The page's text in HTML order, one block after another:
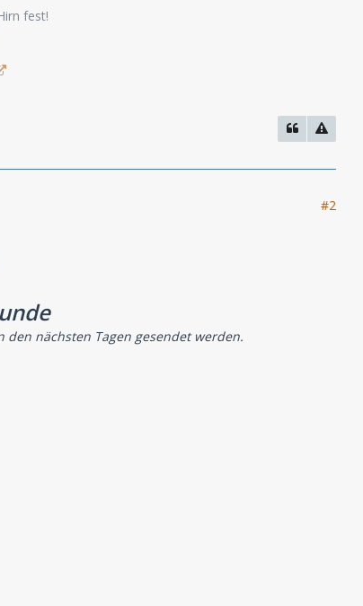
fest!
#2
nächsten Tagen gesendet werden.